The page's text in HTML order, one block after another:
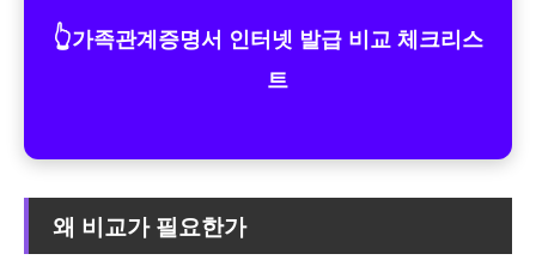
👆가족관계증명서 인터넷 발급 비교 체크리스
트
왜 비교가 필요한가